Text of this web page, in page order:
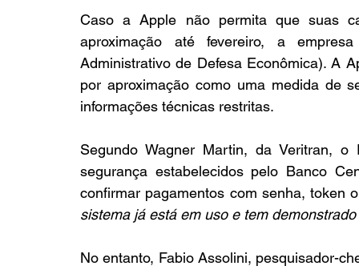
Caso a Apple não permita que suas
aproximação até fevereiro, a
Administrativo de Defesa Econômica). A
por aproximação como uma medida de
informações técnicas restritas.
Segundo Wagner Martin, da Veritran,
segurança estabelecidos pelo Banco
confirmar pagamentos com senha, token
sistema já está em uso e tem
No entanto, Fabio Assolini, pesquisador-